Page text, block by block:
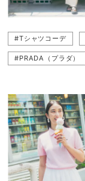
#Tシャツコーデ
#PRADA（プラダ）
#ニットワンピース